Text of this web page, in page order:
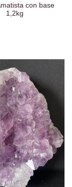
con base
1,2kg